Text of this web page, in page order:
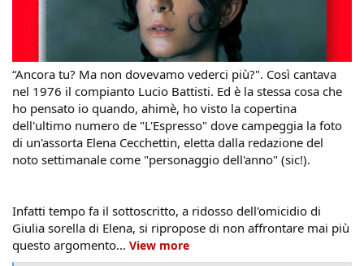
“Ancora tu? Ma non dovevamo vederci più?". Così cantava
nel 1976 il compianto Lucio Battisti. Ed è la stessa cosa che
ho pensato io quando, ahimè, ho visto la copertina
dell'ultimo numero de "L'Espresso" dove campeggia la foto
di un'assorta Elena Cecchettin, eletta dalla redazione del
noto settimanale come "personaggio dell'anno" (sic!).
Infatti tempo fa il sottoscritto, a ridosso dell'omicidio di
Giulia sorella di Elena, si ripropose di non affrontare mai più
questo argomento... View more